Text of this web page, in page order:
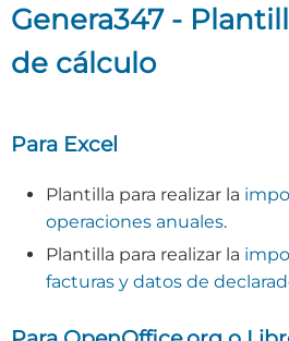
Genera347 -
de cálculo
Para Excel
Plantilla para realizar la
operaciones anuales.
Plantilla para realizar la
facturas y datos de